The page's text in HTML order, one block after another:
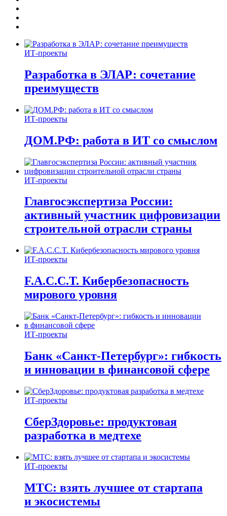
ИТ-проекты
Разработка в ЭЛАР: сочетание
преимуществ
ИТ-проекты
ДОМ.РФ: работа в ИТ со смыслом
ИТ-проекты
Главгосэкспертиза России:
активный участник цифровизации
строительной отрасли страны
ИТ-проекты
F.A.C.C.T. Кибербезопасность
мирового уровня
ИТ-проекты
Банк «Санкт-Петербург»: гибкость
и инновации в финансовой сфере
ИТ-проекты
СберЗдоровье: продуктовая
разработка в медтехе
ИТ-проекты
МТС: взять лучшее от стартапа
и экосистемы